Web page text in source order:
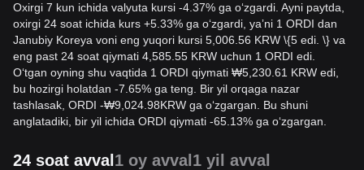
Oxirgi 7 kun ichida valyuta kursi -4.37% ga oʻzgardi. Ayni paytda,
oxirgi 24 soat ichida kurs +5.33% ga oʻzgardi, yaʼni 1 ORDI dan
Janubiy Koreya voni eng yuqori kursi 5,006.56 KRW \{5 edi. \} va
eng past 24 soat qiymati 4,585.55 KRW uchun 1 ORDI edi.
Oʻtgan oyning shu vaqtida 1 ORDI qiymati ₩5,230.61 KRW edi,
bu hozirgi holatdan -7.65% ga teng. Bir yil orqaga nazar
tashlasak, ORDI -₩9,024.98KRW ga oʻzgargan. Bu shuni
anglatadiki, bir yil ichida ORDI qiymati -65.13% ga oʻzgargan.
24 soat avval 1 oy avval 1 yil avval